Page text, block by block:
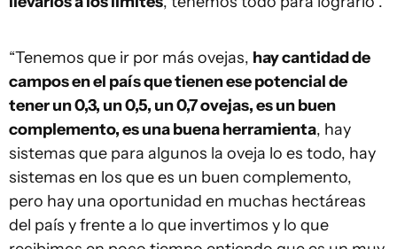
“Tenemos que ir por más ovejas, hay cantidad de
campos en el país que tienen ese potencial de
tener un 0,3, un 0,5, un 0,7 ovejas, es un buen
complemento, es una buena herramienta, hay
sistemas que para algunos la oveja lo es todo, hay
sistemas en los que es un buen complemento,
pero hay una oportunidad en muchas hectáreas
del país y frente a lo que invertimos y lo que